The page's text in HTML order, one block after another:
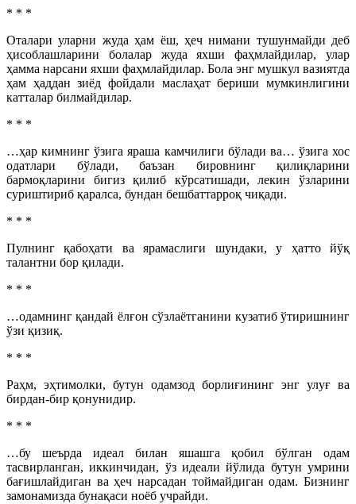
* * *
Оталари уларни жуда ҳам ёш, ҳеч нимани тушунмайди деб
ҳисоблашларини болалар жуда яхши фаҳмлайдилар, улар
ҳамма нарсани яхши фаҳмлайдилар. Бола энг мушкул вазиятда
ҳам ҳаддан зиёд фойдали маслаҳат бериши мумкинлигини
катталар билмайдилар.
* * *
…ҳар кимнинг ўзига яраша камчилиги бўлади ва… ўзига хос
одатлари бўлади, баъзан бировнинг қилиқларини
бармоқларини бигиз қилиб кўрсатишади, лекин ўзларини
суриштириб қаралса, бундан бешбаттарроқ чиқади.
* * *
Пулнинг қабоҳати ва ярамаслиги шундаки, у ҳатто йўқ
талантни бор қилади.
* * *
…одамнинг қандай ёлғон сўзлаётганини кузатиб ўтиришнинг
ўзи қизиқ.
* * *
Раҳм, эҳтимолки, бутун одамзод борлиғининг энг улуғ ва
бирдан-бир қонунидир.
* * *
…бу шеърда идеал билан яшашга қобил бўлган одам
тасвирланган, иккинчидан, ўз идеали йўлида бутун умрини
бағишлайдиган ва ҳеч нарсадан тоймайдиган одам. Бизнинг
замонамизда бунақаси ноёб учрайди.